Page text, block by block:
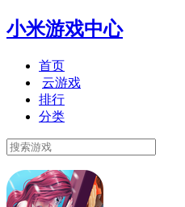
小米游戏中心
首页
云游戏
排行
分类